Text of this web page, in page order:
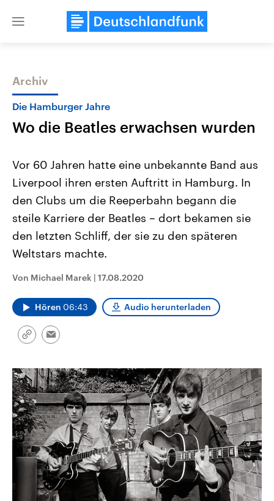
Close
Themen
USA
Aktuelle Beiträge, Analysen und
Hintergründe
Wirtschaftlich und militärisch
gehören die Vereinigten Staaten zu
mit großem Einfluss auf das
aktuelle Weltgeschehen.
Nahostkonflikt
Aktuelle Lage und
Der Überfall der
Terrororganisation Hamas
Sendungen Programm Podcasts
Audio-Archiv
Archiv
Die Hamburger Jahre
Wo die Beatles erwachsen wurden
Vor 60 Jahren hatte eine unbekannte Band aus
Liverpool ihren ersten Auftritt in Hamburg. In
den Clubs um die Reeperbahn begann die
steile Karriere der Beatles – dort bekamen sie
den letzten Schliff, der sie zu den späteren
Weltstars machte.
Von Michael Marek | 17.08.2020
Hören 06:43 Audio herunterladen
Link
Email